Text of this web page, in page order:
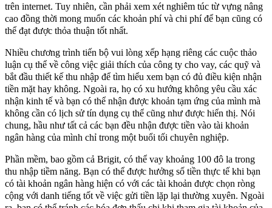
trên internet. Tuy nhiên, cần phải xem xét nghiêm túc từ vựng nâng
cao đồng thời mong muốn các khoản phí và chi phí để bạn cũng có
thể đạt được thỏa thuận tốt nhất.
Nhiều chương trình tiến bộ vui lòng xếp hạng riêng các cuộc thảo
luận cụ thể về công việc giải thích của công ty cho vay, các quỹ và
bắt đầu thiết kế thu nhập để tìm hiểu xem bạn có đủ điều kiện nhận
tiền mặt hay không. Ngoài ra, họ có xu hướng không yêu cầu xác
nhận kinh tế và bạn có thể nhận được khoản tạm ứng của mình mà
không cần có lịch sử tín dụng cụ thể cũng như được hiển thị. Nói
chung, hầu như tất cả các bạn đều nhận được tiền vào tài khoản
ngân hàng của mình chỉ trong một buổi tối chuyên nghiệp.
Phần mềm, bao gồm cả Brigit, có thể vay khoảng 100 đô la trong
thu nhập tiềm năng. Bạn có thể được hưởng số tiền thực tế khi bạn
có tài khoản ngân hàng hiện có với các tài khoản được chọn ròng
cộng với danh tiếng tốt về việc gửi tiền lặp lại thường xuyên. Ngoài